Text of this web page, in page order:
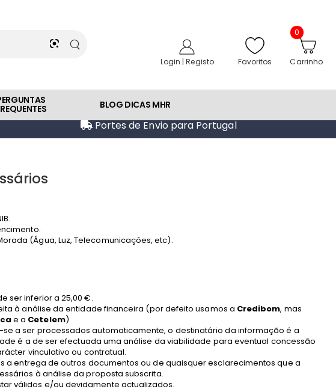
Login | Registo Favoritos
0
Carrinho
BLOG DICAS MHR
Portes de Envio para Portugal
(Água, Luz, Telecomunicações, etc).
ser inferior a 25,00 €.
à análise da entidade financeira (por defeito usamos a Credibom, mas
e a Cetelem)
a ser processados automaticamente, o destinatário da informação é a
é a de ser efectuada uma análise da viabilidade para eventual concessão
vinculativo ou contratual.
a entrega de outros documentos ou de quaisquer esclarecimentos que a
à análise da proposta subscrita.
válidos e/ou devidamente actualizados.